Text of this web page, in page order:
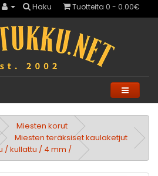
Haku Tuotteita 0 - 0.00€
Miesten korut
Miesten teräksiset kaulaketjut
/ kullattu / 4 mm /